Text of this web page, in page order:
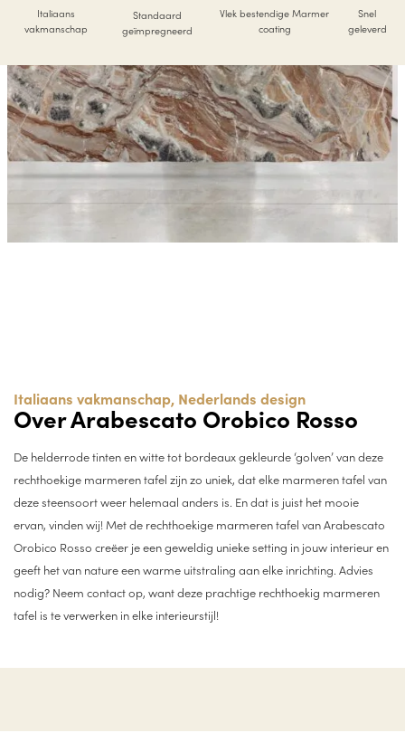
Italiaans
vakmanschap
Standaard
geïmpregneerd
Vlek bestendige Marmer
coating
Snel
geleverd
Italiaans vakmanschap, Nederlands design
Over Arabescato Orobico Rosso
De helderrode tinten en witte tot bordeaux gekleurde ‘golven’ van deze
rechthoekige marmeren tafel zijn zo uniek, dat elke marmeren tafel van
deze steensoort weer helemaal anders is. En dat is juist het mooie
ervan, vinden wij! Met de rechthoekige marmeren tafel van Arabescato
Orobico Rosso creëer je een geweldig unieke setting in jouw interieur en
geeft het van nature een warme uitstraling aan elke inrichting. Advies
nodig? Neem contact op, want deze prachtige rechthoekig marmeren
tafel is te verwerken in elke interieurstijl!